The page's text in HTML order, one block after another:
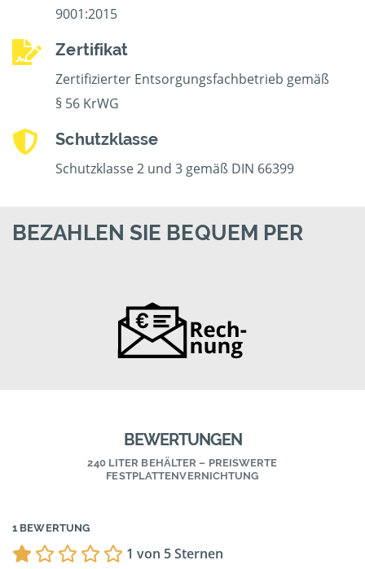
9001:2015
Zertifikat
Zertifizierter Entsorgungsfachbetrieb gemäß
§ 56 KrWG
Schutzklasse
Schutzklasse 2 und 3 gemäß DIN 66399
BEZAHLEN SIE BEQUEM PER
BEWERTUNGEN
240 LITER BEHÄLTER – PREISWERTE
FESTPLATTENVERNICHTUNG
1 BEWERTUNG
1 von 5 Sternen